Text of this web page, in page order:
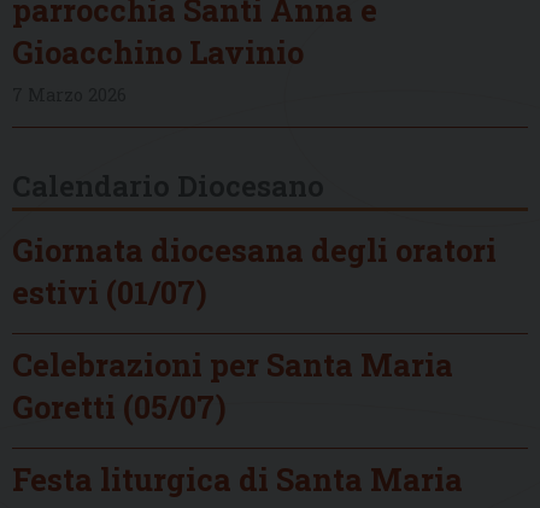
parrocchia Santi Anna e
Gioacchino Lavinio
Giornata diocesana degli oratori
estivi (01/07)
Celebrazioni per Santa Maria
Goretti (05/07)
Festa liturgica di Santa Maria